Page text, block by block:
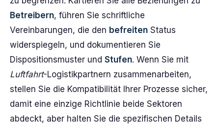
Betreibern, führen Sie schriftliche
Vereinbarungen, die den befreiten Status
widerspiegeln, und dokumentieren Sie
Dispositionsmuster und Stufen. Wenn Sie mit
Luftfahrt-Logistikpartnern zusammenarbeiten,
stellen Sie die Kompatibilität Ihrer Prozesse sicher,
damit eine einzige Richtlinie beide Sektoren
abdeckt, aber halten Sie die spezifischen Details